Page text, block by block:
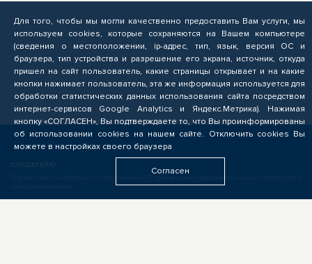
СЛУШАТЕЛЮ
Для того, чтобы мы могли качественно предоставить Вам услуги, мы
используем cookies, которые сохраняются на Вашем компьютере
(сведения о местоположении, ip-адрес, тип, язык, версия ОС и
браузера, тип устройства и разрешение его экрана, источник, откуда
пришел на сайт пользователь, какие страницы открывает и на какие
кнопки нажимает пользователь, эта же информация используется для
обработки статистических данных использования сайта посредством
интернет-сервисов Google Analytics и Яндекс.Метрика). Нажимая
кнопку «СОГЛАСЕН», Вы подтверждаете то, что Вы проинформированы
об использовании cookies на нашем сайте. Отключить cookies Вы
можете в настройках своего браузера
Согласен